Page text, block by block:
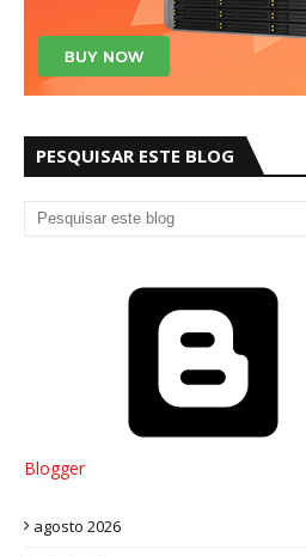
PESQUISAR ESTE BLOG
Blogger
agosto 2026